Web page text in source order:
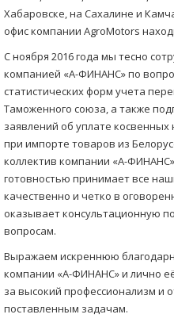
Хабаровске, на Сахалине и
офис компании AgroMotors
С ноября 2016 года мы тесно
компанией «А-ФИНАНС» по
статистических форм учета
Таможенного союза, а также
заявлений об уплате
при импорте товаров из
коллектив компании «А-
готовностью принимает все
качественно и четко в
оказывает консультационную
вопросам.
Выражаем искреннюю
компании «А-ФИНАНС» и лично
за высокий профессионализм и
поставленным задачам.